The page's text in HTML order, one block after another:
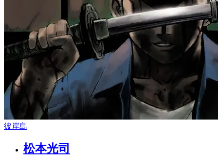
彼岸島
松本光司